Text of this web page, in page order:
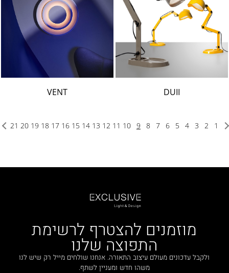
DUII
VENT
1
2
3
4
5
6
7
8
9
10
11
12
13
14
15
16
17
18
19
20
21
מוזמנים להצטרף לרשימת
התפוצה שלנו
ולקבל עדכונים מעולם עיצוב התאורה. אנחנו שולחים מייל רק שיש לנו
משהו חדש ומעניין לשתף.